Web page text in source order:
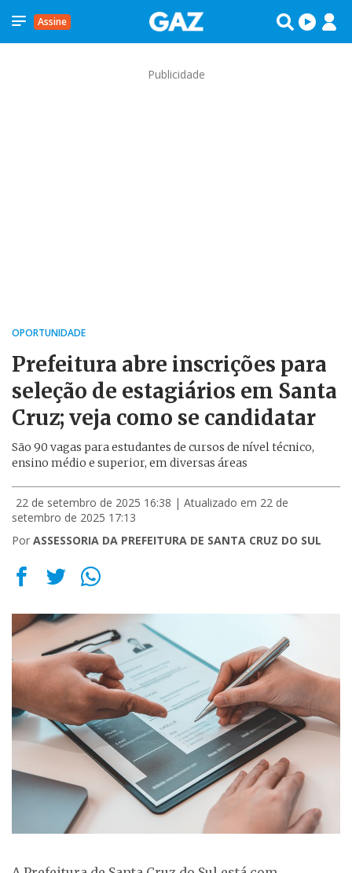
Assine
Publicidade
OPORTUNIDADE
Prefeitura abre inscrições para
seleção de estagiários em Santa
Cruz; veja como se candidatar
São 90 vagas para estudantes de cursos de nível técnico,
ensino médio e superior, em diversas áreas
22 de setembro de 2025 16:38 | Atualizado em 22 de
setembro de 2025 17:13
Por ASSESSORIA DA PREFEITURA DE SANTA CRUZ DO SUL